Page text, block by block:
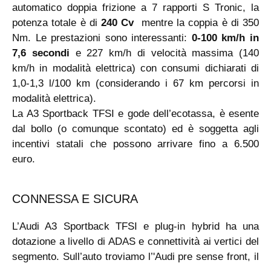
automatico doppia frizione a 7 rapporti S Tronic, la
potenza totale è di 240 Cvmentre la coppia è di 350
Nm. Le prestazioni sono interessanti: 0-100 km/h in
7,6 secondi e 227 km/h di velocità massima (140
km/h in modalità elettrica) con consumi dichiarati di
1,0-1,3 l/100 km (considerando i 67 km percorsi in
modalità elettrica).
La A3 Sportback TFSI e gode dell’ecotassa, è esente
dal bollo (o comunque scontato) ed è soggetta agli
incentivi statali che possono arrivare fino a 6.500
euro.
CONNESSA E SICURA
L’Audi A3 Sportback TFSI e plug-in hybrid ha una
dotazione a livello di ADAS e connettività ai vertici del
segmento. Sull’auto troviamo l’'Audi pre sense front, il